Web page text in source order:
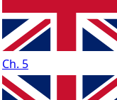
Ch. 5